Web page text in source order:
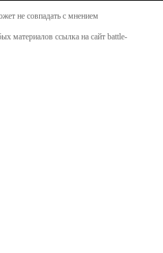
не совпадать с мнением
материалов ссылка на сайт battle-